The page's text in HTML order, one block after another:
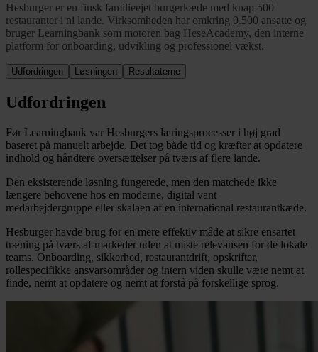
Hesburger er en finsk familieejet burgerkæde med knap 500
restauranter i ni lande. Virksomheden har omkring 9.500 ansatte og
bruger Learningbank som motoren bag HeseAcademy, den interne
platform for onboarding, udvikling og professionel vækst.
Udfordringen Løsningen Resultaterne
Udfordringen
Før Learningbank var Hesburgers læringsprocesser i høj grad
baseret på manuelt arbejde. Det tog både tid og kræfter at opdatere
indhold og håndtere oversættelser på tværs af flere lande.
Den eksisterende løsning fungerede, men den matchede ikke
længere behovene hos en moderne, digital vant
medarbejdergruppe eller skalaen af en international restaurantkæde.
Hesburger havde brug for en mere effektiv måde at sikre ensartet
træning på tværs af markeder uden at miste relevansen for de lokale
teams. Onboarding, sikkerhed, restaurantdrift, opskrifter,
rollespecifikke ansvarsområder og intern viden skulle være nemt at
finde, nemt at opdatere og nemt at forstå på forskellige sprog.